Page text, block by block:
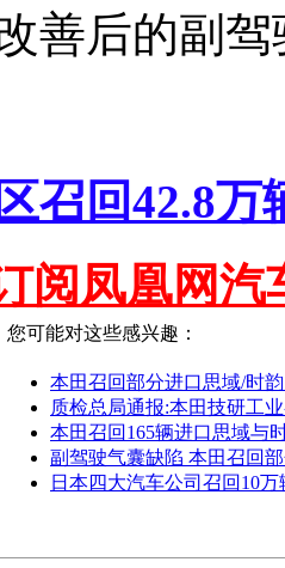
善后的副
召回42.8万
阅凤凰网汽
您可能对这些感兴趣：
本田召回部分进口思域/时
质检总局通报:本田技研工
本田召回165辆进口思域与
副驾驶气囊缺陷 本田召回
日本四大汽车公司召回10万